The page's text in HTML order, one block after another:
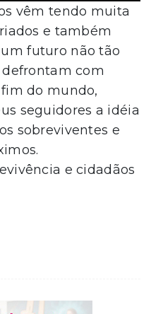
vêm tendo muita
e também
futuro não tão
com
do mundo,
seguidores a idéia
sobreviventes e
e cidadãos